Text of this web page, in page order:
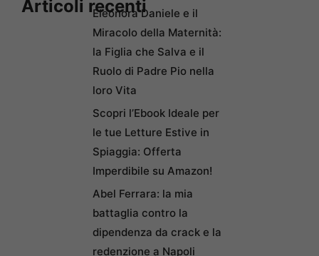
Eleonora Daniele e il
Miracolo della Maternità:
la Figlia che Salva e il
Ruolo di Padre Pio nella
loro Vita
Scopri l’Ebook Ideale per
le tue Letture Estive in
Spiaggia: Offerta
Imperdibile su Amazon!
Abel Ferrara: la mia
battaglia contro la
dipendenza da crack e la
redenzione a Napoli